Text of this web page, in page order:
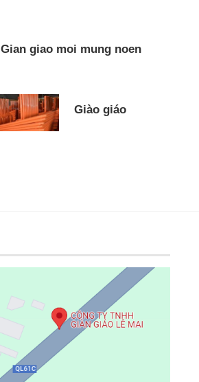
Gian giao moi mung noen
Giào giáo